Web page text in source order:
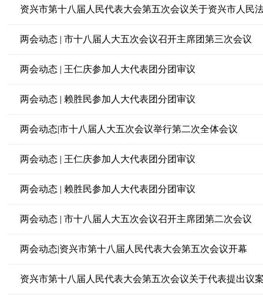
资兴市第十八届人民代表大会第五次会议关于资兴市人民
两会动态 | 市十八届人大五次会议召开主席团第三次会议
两会动态 | 王仁庆参加人大代表团分团审议
两会动态 | 赖胜民参加人大代表团分团审议
两会动态|市十八届人大五次会议举行第二次全体会议
两会动态 | 王仁庆参加人大代表团分团审议
两会动态 | 赖胜民参加人大代表团分团审议
两会动态 | 市十八届人大五次会议召开主席团第二次会议
两会动态|资兴市第十八届人民代表大会第五次会议开幕
资兴市第十八届人民代表大会第五次会议关于代表提出议